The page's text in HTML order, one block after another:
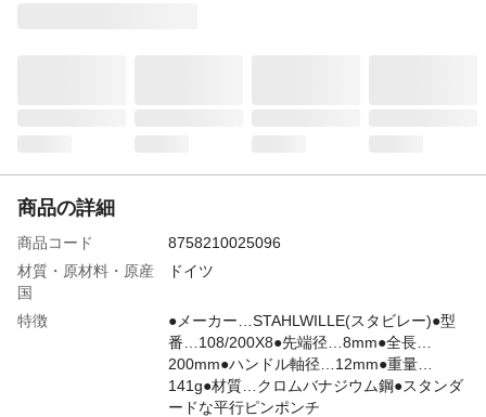
商品の詳細
商品コード
8758210025096
材質・原材料・原産
国
ドイツ
特徴
●メーカー…STAHLWILLE(スタビレー)●型
番…108/200X8●先端径…8mm●全長…
200mm●ハンドル軸径…12mm●重量…
141g●材質…クロムバナジウム鋼●スタンダ
ードな平行ピンポンチ